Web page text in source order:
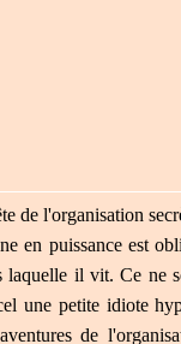
de l'organisation
en puissance est
il vit. Ce ne
une petite idiote
de